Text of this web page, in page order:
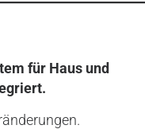
für Haus und